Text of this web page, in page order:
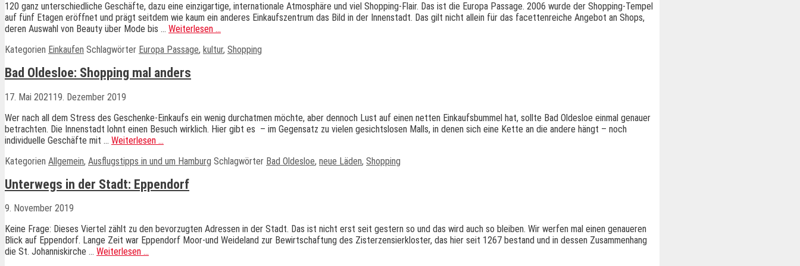
120 ganz unterschiedliche Geschäfte, dazu eine einzigartige, internationale Atmosphäre und viel Shopping-Flair. Das ist die Europa Passage. 2006 wurde der Shopping-Tempel
auf fünf Etagen eröffnet und prägt seitdem wie kaum ein anderes Einkaufszentrum das Bild in der Innenstadt. Das gilt nicht allein für das facettenreiche Angebot an Shops,
deren Auswahl von Beauty über Mode bis … Weiterlesen …
Kategorien Einkaufen Schlagwörter Europa Passage, kultur, Shopping
Bad Oldesloe: Shopping mal anders
17. Mai 2021 19. Dezember 2019
Wer nach all dem Stress des Geschenke-Einkaufs ein wenig durchatmen möchte, aber dennoch Lust auf einen netten Einkaufsbummel hat, sollte Bad Oldesloe einmal genauer
betrachten. Die Innenstadt lohnt einen Besuch wirklich. Hier gibt es – im Gegensatz zu vielen gesichtslosen Malls, in denen sich eine Kette an die andere hängt – noch
individuelle Geschäfte mit … Weiterlesen …
Kategorien Allgemein, Ausflugstipps in und um Hamburg Schlagwörter Bad Oldesloe, neue Läden, Shopping
Unterwegs in der Stadt: Eppendorf
9. November 2019
Keine Frage: Dieses Viertel zählt zu den bevorzugten Adressen in der Stadt. Das ist nicht erst seit gestern so und das wird auch so bleiben. Wir werfen mal einen genaueren
Blick auf Eppendorf. Lange Zeit war Eppendorf Moor-und Weideland zur Bewirtschaftung des Zisterzensierkloster, das hier seit 1267 bestand und in dessen Zusammenhang
die St. Johanniskirche … Weiterlesen …